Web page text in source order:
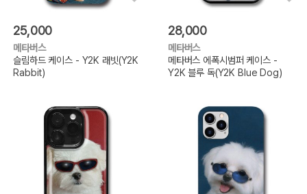
25,000
메타버스
슬림하드 케이스 - Y2K 래빗(Y2K
Rabbit)
28,000
메타버스
메타버스 에폭시범퍼 케이스 -
Y2K 블루 독(Y2K Blue Dog)